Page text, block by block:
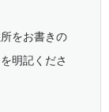
をお書きの
明記くださ